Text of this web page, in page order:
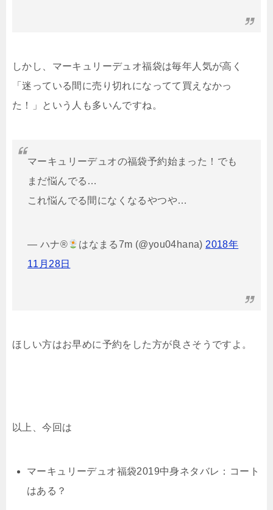
しかし、マーキュリーデュオ福袋は毎年人気が高く
「迷っている間に売り切れになってて買えなかっ
た！」という人も多いんですね。
マーキュリーデュオの福袋予約始まった！でも
まだ悩んでる…
これ悩んでる間になくなるやつや…
— ハナ® はなまる7m (@you04hana) 2018年
11月28日
ほしい方はお早めに予約をした方が良さそうですよ。
以上、今回は
マーキュリーデュオ福袋2019中身ネタバレ：コート
はある？